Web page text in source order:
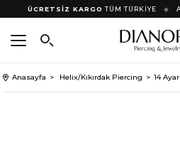
ÜCRETSİZ KARGO TÜM TÜRKİYE ◆
Anasayfa Helix/Kıkırdak Piercing 14